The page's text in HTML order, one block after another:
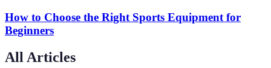
How to Choose the Right Sports Equipment for
Beginners
All Articles